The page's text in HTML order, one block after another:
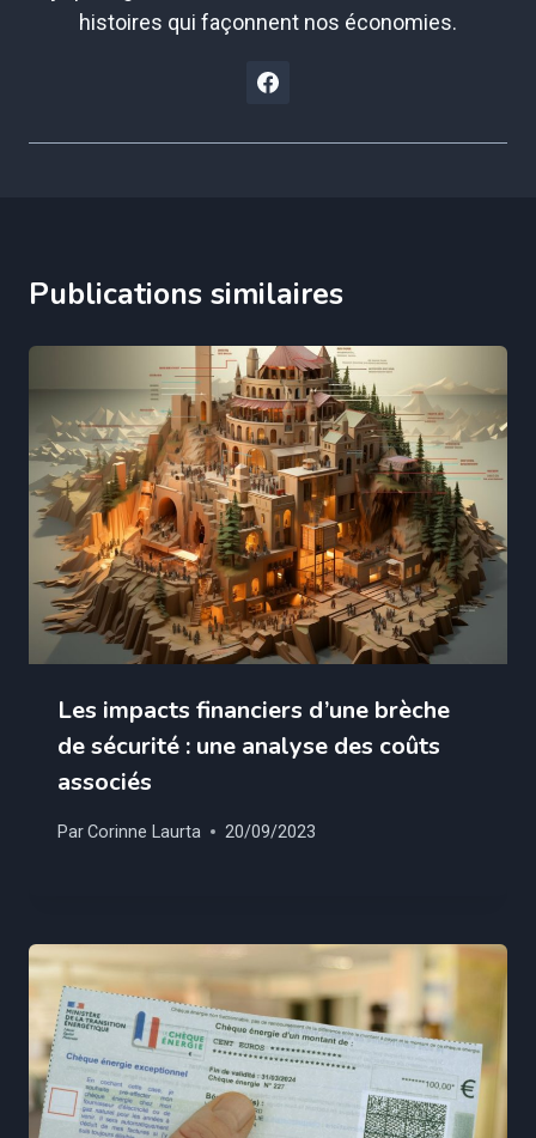
histoires qui façonnent nos économies.
Publications similaires
Les impacts financiers d’une brèche
de sécurité : une analyse des coûts
associés
ParCorinne Laurta 20/09/2023